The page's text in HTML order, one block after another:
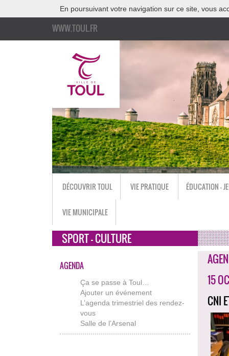
En poursuivant votre navigation sur ce site, vous
WWW.TOUL.FR
DÉCOUVRIR TOUL VIE PRATIQUE ÉDUCATION -
VIE MUNICIPALE
SPORT - CULTURE
AGENDA
Ça se passe à Toul…
Ajouter un événement
L’agenda trimestriel des rendez-
vous
Salle de l’Arsenal
15
CNI